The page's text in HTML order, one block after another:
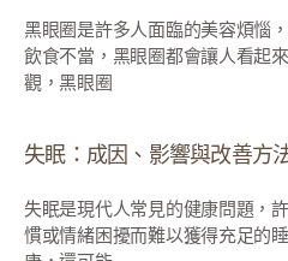
黑眼圈是許多人面臨的美容煩惱
飲食不當，黑眼圈都會讓人看起
觀，黑眼圈
失眠：成因、影響與改善方
失眠是現代人常見的健康問題，
慣或情緒困擾而難以獲得充足的